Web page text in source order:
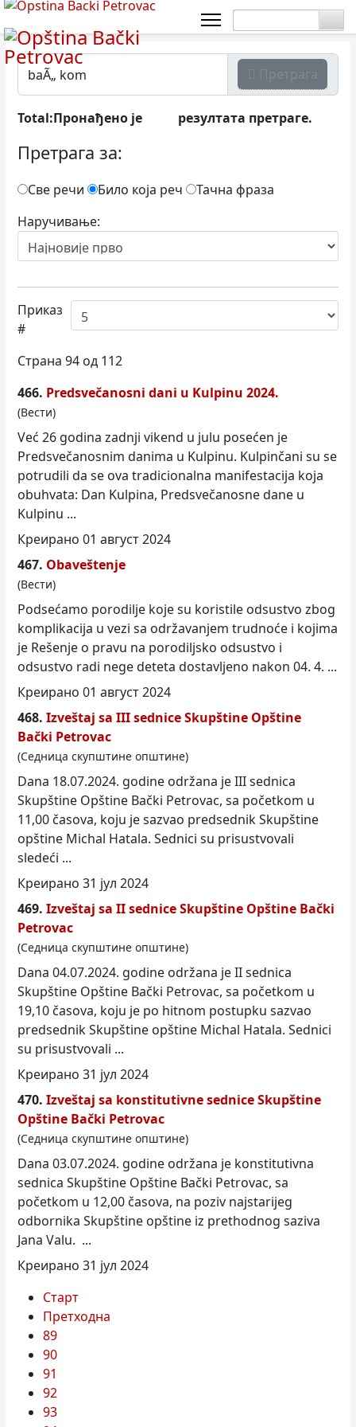
Претрага
Total:Пронађено је резултата претраге.
Претрага за:
Све речи Било која реч
Тачна фраза
Наручивање:
Приказ
#
Страна 94 од 112
466. Predsvečanosni dani u Kulpinu 2024.
(Вести)
Već 26 godina zadnji vikend u julu posećen je
Predsvečanosnim danima u Kulpinu. Kulpinčani su se
potrudili da se ova tradicionalna manifestacija koja
obuhvata: Dan Kulpina, Predsvečanosne dane u
Kulpinu ...
Креирано 01 август 2024
467. Obaveštenje
(Вести)
Podsećamo porodilje koje su koristile odsustvo zbog
komplikacija u vezi sa održavanjem trudnoće i kojima
je Rešenje o pravu na porodiljsko odsustvo i
odsustvo radi nege deteta dostavljeno nakon 04. 4. ...
Креирано 01 август 2024
468. Izveštaj sa III sednice Skupštine Opštine
Bački Petrovac
(Седница скупштине општине)
Dana 18.07.2024. godine održana je III sednica
Skupštine Opštine Bački Petrovac, sa početkom u
11,00 časova, koju je sazvao predsednik Skupštine
opštine Michal Hatala. Sednici su prisustvovali
sledeći ...
Креирано 31 јул 2024
469. Izveštaj sa II sednice Skupštine Opštine Bački
Petrovac
(Седница скупштине општине)
Dana 04.07.2024. godine održana je II sednica
Skupštine Opštine Bački Petrovac, sa početkom u
19,10 časova, koju je po hitnom postupku sazvao
predsednik Skupštine opštine Michal Hatala. Sednici
su prisustvovali ...
Креирано 31 јул 2024
470. Izveštaj sa konstitutivne sednice Skupštine
Opštine Bački Petrovac
(Седница скупштине општине)
Dana 03.07.2024. godine održana je konstitutivna
sednica Skupštine Opštine Bački Petrovac, sa
početkom u 12,00 časova, na poziv najstarijeg
odbornika Skupštine opštine iz prethodnog saziva
Jana Valu. ...
Креирано 31 јул 2024
Старт
Претходна
89
90
91
92
93